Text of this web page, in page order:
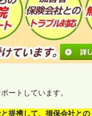
ートしています。
提携して、損保会社と